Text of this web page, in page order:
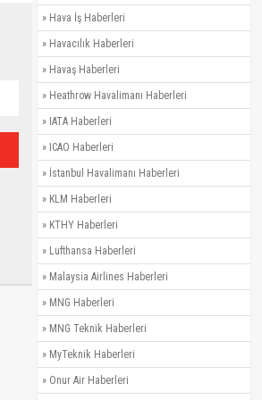
» Hava İş Haberleri
» Havacılık Haberleri
» Havaş Haberleri
» Heathrow Havalimanı Haberleri
» IATA Haberleri
» ICAO Haberleri
» İstanbul Havalimanı Haberleri
» KLM Haberleri
» KTHY Haberleri
» Lufthansa Haberleri
» Malaysia Airlines Haberleri
» MNG Haberleri
» MNG Teknik Haberleri
» MyTeknik Haberleri
» Onur Air Haberleri